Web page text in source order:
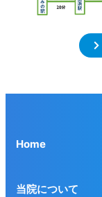
Home
当院について